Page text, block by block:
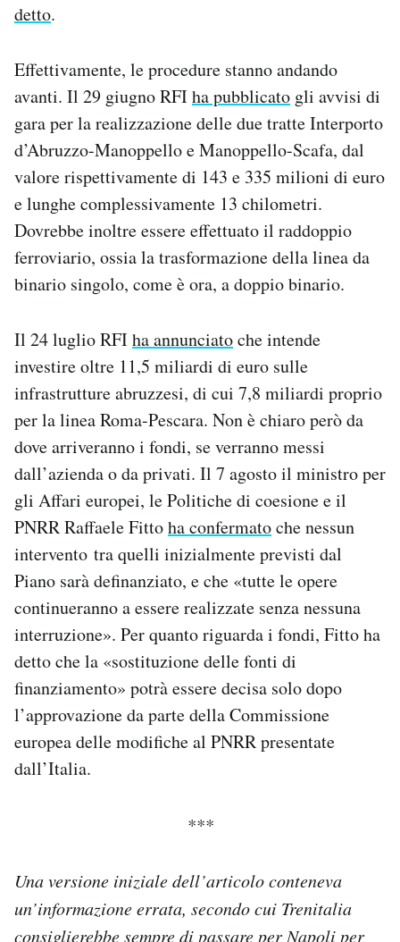
detto.
Effettivamente, le procedure stanno andando
avanti. Il 29 giugno RFIha pubblicato gli avvisi di
gara per la realizzazione delle due tratte Interporto
d’Abruzzo-Manoppello e Manoppello-Scafa, dal
valore rispettivamente di 143 e 335 milioni di euro
e lunghe complessivamente 13 chilometri.
Dovrebbe inoltre essere effettuato il raddoppio
ferroviario, ossia la trasformazione della linea da
binario singolo, come è ora, a doppio binario.
Il 24 luglio RFIha annunciatoche intende
investire oltre 11,5 miliardi di euro sulle
infrastrutture abruzzesi, di cui 7,8 miliardi proprio
per la linea Roma-Pescara. Non è chiaro però da
dove arriveranno i fondi, se verranno messi
dall’azienda o da privati. Il 7 agosto il ministro per
gli Affari europei, le Politiche di coesione e il
PNRR Raffaele Fittoha confermatoche nessun
intervento tra quelli inizialmente previsti dal
Piano sarà definanziato, e che «tutte le opere
continueranno a essere realizzate senza nessuna
interruzione». Per quanto riguarda i fondi, Fitto ha
detto che la «sostituzione delle fonti di
finanziamento» potrà essere decisa solo dopo
l’approvazione da parte della Commissione
europea delle modifiche al PNRR presentate
dall’Italia.
***
Una versione iniziale dell’articolo conteneva
un’informazione errata, secondo cui Trenitalia
consiglierebbe sempre di passare per Napoli per